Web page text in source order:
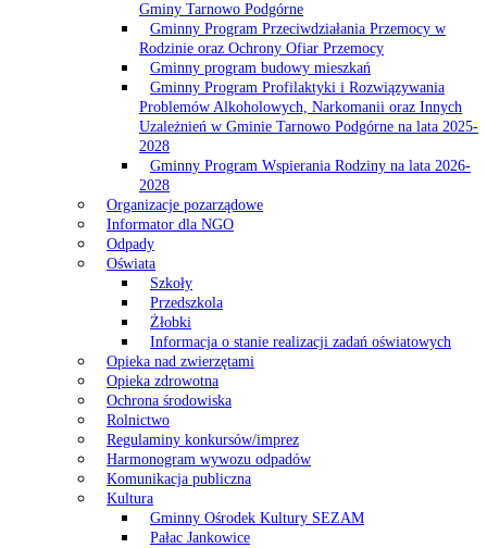
Gminy Tarnowo Podgórne
Gminny Program Przeciwdziałania Przemocy w
Rodzinie oraz Ochrony Ofiar Przemocy
Gminny program budowy mieszkań
Gminny Program Profilaktyki i Rozwiązywania
Problemów Alkoholowych, Narkomanii oraz Innych
Uzależnień w Gminie Tarnowo Podgórne na lata 2025-
2028
Gminny Program Wspierania Rodziny na lata 2026-
2028
Organizacje pozarządowe
Informator dla NGO
Odpady
Oświata
Szkoły
Przedszkola
Żłobki
Informacja o stanie realizacji zadań oświatowych
Opieka nad zwierzętami
Opieka zdrowotna
Ochrona środowiska
Rolnictwo
Regulaminy konkursów/imprez
Harmonogram wywozu odpadów
Komunikacja publiczna
Kultura
Gminny Ośrodek Kultury SEZAM
Pałac Jankowice